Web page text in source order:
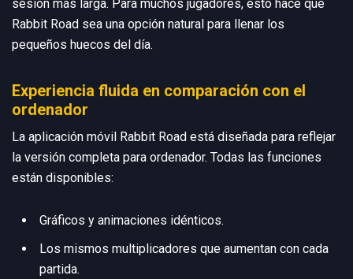
sesión más larga. Para muchos jugadores, esto hace que
Rabbit Road sea una opción natural para llenar los
pequeños huecos del día.
Experiencia fluida en comparación con el
ordenador
La aplicación móvil Rabbit Road está diseñada para reflejar
la versión completa para ordenador. Todas las funciones
están disponibles:
Gráficos y animaciones idénticos.
Los mismos multiplicadores que aumentan con cada
partida.